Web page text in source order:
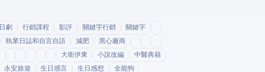
日劇 行銷課程 影評 關鍵字行銷
關鍵字
執業日誌和自言自語 減肥
黑心廠商
大衛伊東 小說改編
中醫典籍
永安旅遊 生日感言 生日感想 全能狗